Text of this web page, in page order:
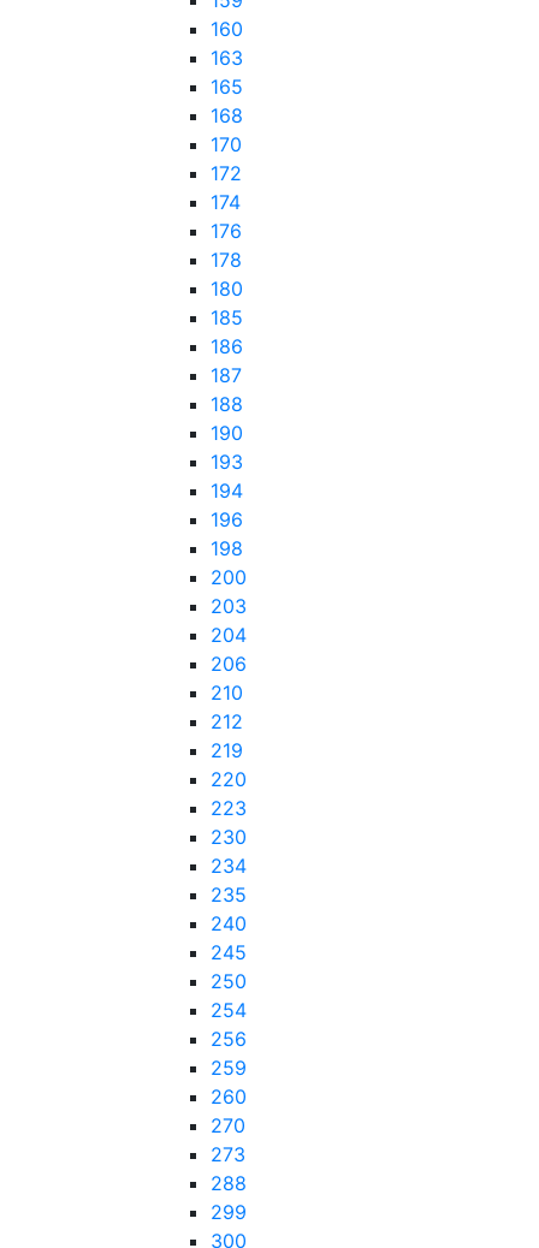
160
163
165
168
170
172
174
176
178
180
185
186
187
188
190
193
194
196
198
200
203
204
206
210
212
219
220
223
230
234
235
240
245
250
254
256
259
260
270
273
288
299
300